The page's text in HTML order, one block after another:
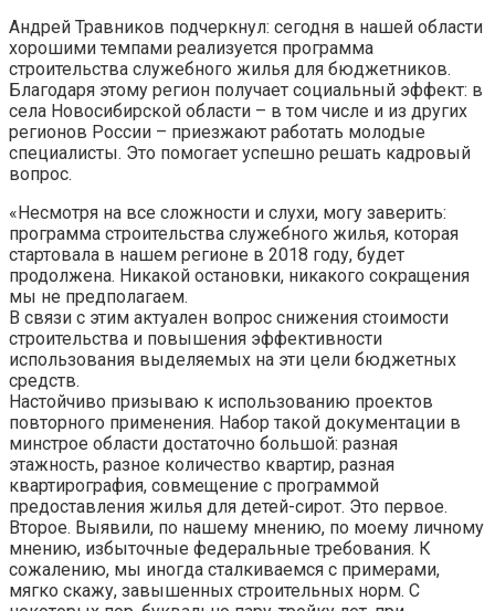
Андрей Травников подчеркнул: сегодня в нашей области
хорошими темпами реализуется программа
строительства служебного жилья для бюджетников.
Благодаря этому регион получает социальный эффект: в
села Новосибирской области – в том числе и из других
регионов России – приезжают работать молодые
специалисты. Это помогает успешно решать кадровый
вопрос.
«Несмотря на все сложности и слухи, могу заверить:
программа строительства служебного жилья, которая
стартовала в нашем регионе в 2018 году, будет
продолжена. Никакой остановки, никакого сокращения
мы не предполагаем.
В связи с этим актуален вопрос снижения стоимости
строительства и повышения эффективности
использования выделяемых на эти цели бюджетных
средств.
Настойчиво призываю к использованию проектов
повторного применения. Набор такой документации в
минстрое области достаточно большой: разная
этажность, разное количество квартир, разная
квартирография, совмещение с программой
предоставления жилья для детей-сирот. Это первое.
Второе. Выявили, по нашему мнению, по моему личному
мнению, избыточные федеральные требования. К
сожалению, мы иногда сталкиваемся с примерами,
мягко скажу, завышенных строительных норм. С